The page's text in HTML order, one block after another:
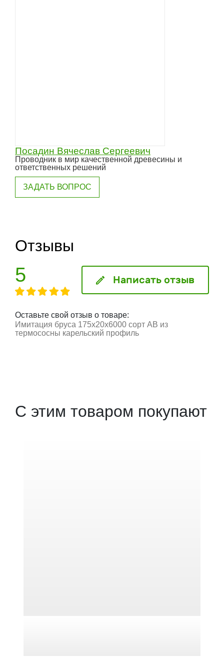
Посадин Вячеслав Сергеевич
Проводник в мир качественной древесины и
ответственных решений
ЗАДАТЬ ВОПРОС
Отзывы
5 Написать отзыв
Оставьте свой отзыв о товаре:
Имитация бруса 175x20x6000 сорт АВ из
термососны карельский профиль